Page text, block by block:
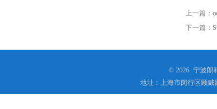
上一篇：
下一篇：
© 2026 宁波朗
地址：上海市闵行区顾